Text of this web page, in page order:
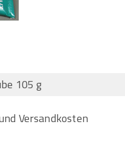
105 g
Versandkosten